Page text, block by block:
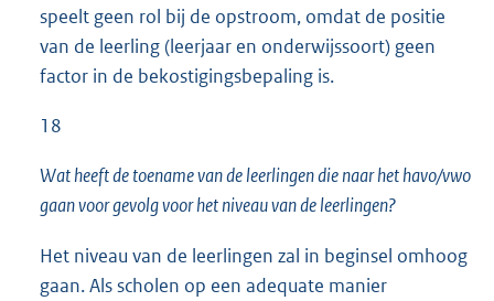
speelt geen rol bij de opstroom, omdat de positie
van de leerling (leerjaar en onderwijssoort) geen
factor in de bekostigingsbepaling is.
18
Wat heeft de toename van de leerlingen die naar het havo/vwo
gaan voor gevolg voor het niveau van de leerlingen?
Het niveau van de leerlingen zal in beginsel omhoog
gaan. Als scholen op een adequate manier